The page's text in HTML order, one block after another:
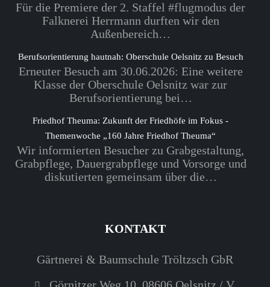
Für die Premiere der 2. Staffel #flugmodus der
Falknerei Herrmann durften wir den
Außenbereich…
Berufsorientierung hautnah: Oberschule Oelsnitz zu Besuch
Erneuter Besuch am 30.06.2026: Eine weitere
Klasse der Oberschule Oelsnitz war zur
Berufsorientierung bei…
Friedhof Theuma: Zukunft der Friedhöfe im Fokus -
Themenwoche „160 Jahre Friedhof Theuma“
Wir informierten Besucher zu Grabgestaltung,
Grabpflege, Dauergrabpflege und Vorsorge und
diskutierten gemeinsam über die…
KONTAKT
Gärtnerei & Baumschule Tröltzsch GbR